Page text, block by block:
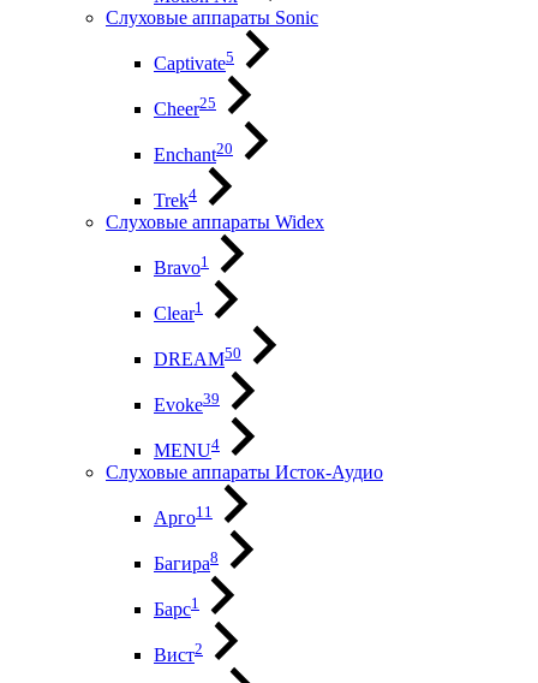
Слуховые аппараты Sonic
Captivate5
Cheer25
Enchant20
Trek4
Слуховые аппараты Widex
Bravo1
Clear1
DREAM50
Evoke39
MENU4
Слуховые аппараты Исток-Аудио
Арго11
Багира8
Барс1
Вист2